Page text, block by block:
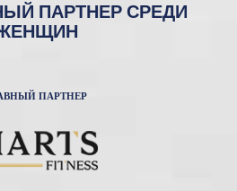
ПАРТНЕР СРЕДИ
ПАРТНЕР